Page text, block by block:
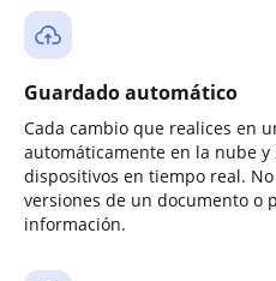
Guardado automático
Cada cambio que realices en
automáticamente en la nube y
dispositivos en tiempo real.
versiones de un documento o
información.